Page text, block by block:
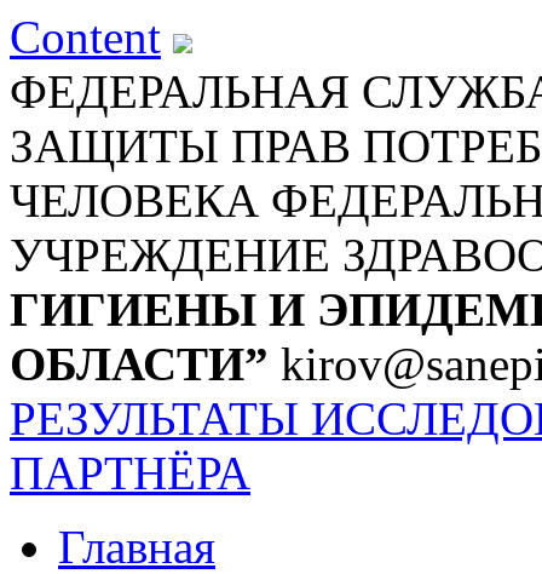
Content
ФЕДЕРАЛЬНАЯ
ЗАЩИТЫ ПРАВ
ЧЕЛОВЕКА
УЧРЕЖДЕНИЕ
ГИГИЕНЫ И
ОБЛАСТИ”
РЕЗУЛЬТАТЫ
ПАРТНЁРА
Главная